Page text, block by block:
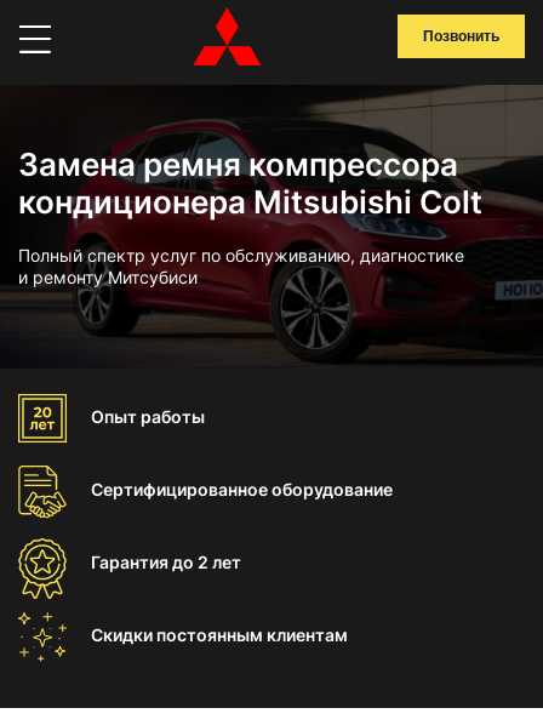
Позвонить
Замена ремня компрессора
кондиционера Mitsubishi Colt
Полный спектр услуг по обслуживанию, диагностике
и ремонту Митсубиси
Опыт работы
Сертифицированноеоборудование
Гарантиядо 2 лет
Скидки постоянным клиентам